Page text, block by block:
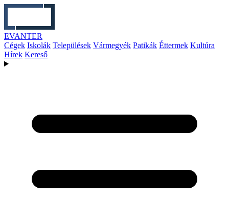
EVANTER
Cégek Iskolák Települések Vármegyék Patikák Éttermek Kultúra
Hírek Kereső